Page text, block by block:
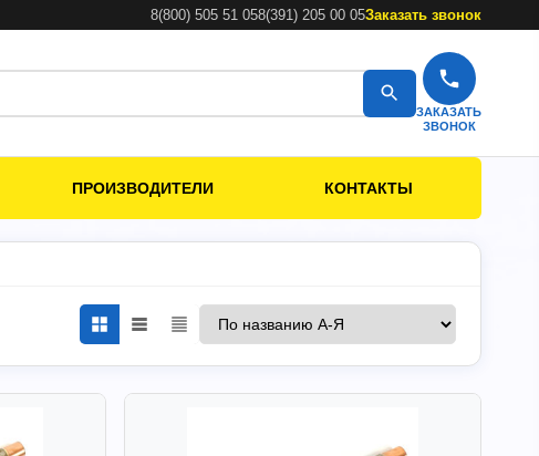
8(800) 505 51 058(391) 205 00 05Заказать звонок
ЗАКАЗАТЬ
ЗВОНОК
ПРОИЗВОДИТЕЛИ КОНТАКТЫ